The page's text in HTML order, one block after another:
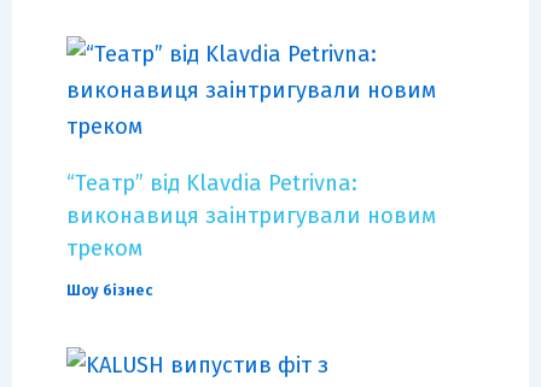
“Театр” від Klavdia Petrivna:
виконавиця заінтригували новим
треком
Шоу бізнес